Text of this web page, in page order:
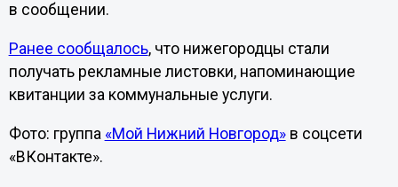
в сообщении.
Ранее сообщалось, что нижегородцы стали
получать рекламные листовки, напоминающие
квитанции за коммунальные услуги.
Фото: группа «Мой Нижний Новгород»в соцсети
«ВКонтакте».